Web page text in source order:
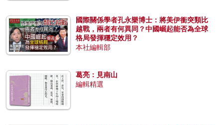
國際關係學者孔永樂博士：將美伊衝突類比
越戰，兩者有何異同？中國崛起能否為全球
格局發揮穩定效用？
本社編輯部
葛亮：見南山
編輯精選